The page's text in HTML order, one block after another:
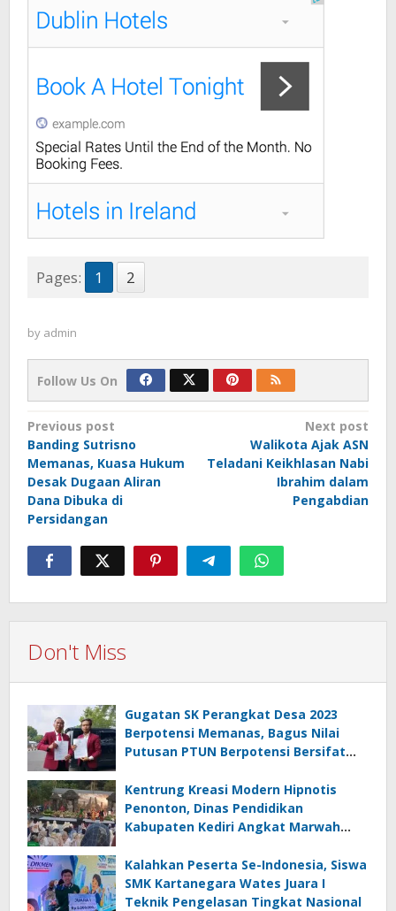
Pages: 1 2
by admin
Follow Us On
Post
navigation
Previous post
Banding Sutrisno
Memanas, Kuasa Hukum
Desak Dugaan Aliran
Dana Dibuka di
Persidangan
Next post
Walikota Ajak ASN
Teladani Keikhlasan Nabi
Ibrahim dalam
Pengabdian
Don't Miss
Gugatan SK Perangkat Desa 2023
Berpotensi Memanas, Bagus Nilai
Putusan PTUN Berpotensi Bersifat
Kentrung Kreasi Modern Hipnotis
Penonton, Dinas Pendidikan
Kabupaten Kediri Angkat Marwah
Kalahkan Peserta Se-Indonesia, Siswa
SMK Kartanegara Wates Juara I
Teknik Pengelasan Tingkat Nasional